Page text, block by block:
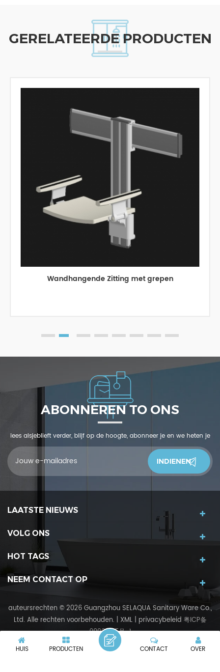
GERELATEERDE PRODUCTEN
Wandhangende Zitting met grepen
ABONNEREN TO ONS
lees alsjeblieft verder, blijf op de hoogte, abonneer je en we heten je
welkom om ons te vertellen wat jij denkt.
LAATSTE NIEUWS
VOLG ONS
HOT TAGS
NEEM CONTACT OP
auteursrechten © 2026 Guangzhou SELAQUA Sanitary Ware Co.,
Ltd. Alle rechten voorbehouden. | XML| privacybeleid 粤ICP备
09069315号-1
IPv6 IPv6-netwerk ondersteund
HUIS PRODUCTEN OVER
CONTACT